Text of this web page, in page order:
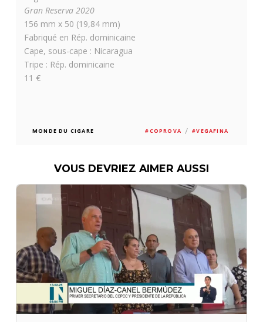
Gran Reserva 2020
156 mm x 50 (19,84 mm)
Fabriqué en Rép. dominicaine
Cape, sous-cape : Nicaragua
Tripe : Rép. dominicaine
11 €
MONDE DU CIGARE #COPROVA / #VEGAFINA
VOUS DEVRIEZ AIMER AUSSI